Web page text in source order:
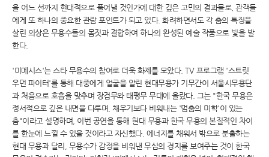
을 어느 선까지 현대적으로 풀어낼 것인가에 대한 깊은 고민의 결과물로, 관객들
에게 또 하나의 중요한 관람 포인트가 되고 있다. 화려하면서도 각 춤의 특징을
살린 의상은 무용수들의 몸짓과 결합하여 하나의 완성된 예술 작품으로 빛을 발
한다.
'미메시스'는 스타 무용수의 참여로 더욱 화제를 모았다. TV 프로그램 '스트릿
우먼 파이터'를 통해 대중에게 얼굴을 알린 현대무용가 기무간이 서울시무용단
과 처음으로 호흡을 맞추며 장검무와 태평무 무대에 올랐다. 그는 "한국 무용은
정서적으로 깊은 내면을 다루며, 채우기보다 비워내는 '멈춤의 미학'이 있는
춤"이라고 설명하며, 이번 공연을 통해 현대 무용과 한국 무용의 본질적인 차이
를 한눈에 느낄 수 있을 것이라고 자신했다. 에너지를 채워서 밖으로 분출하는
현대 무용과 달리, 무용수가 감정을 비워낸 무심의 경지를 보여주는 것이 한국